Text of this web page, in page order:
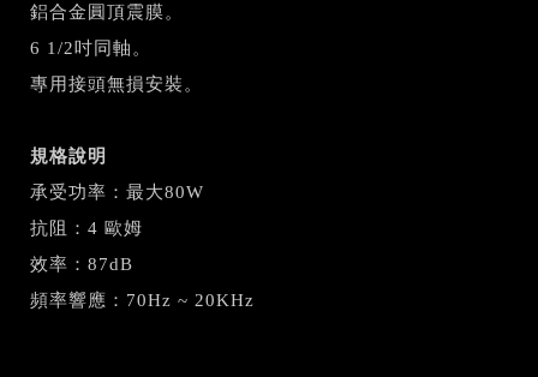
鋁合金圓頂震膜。
6 1/2吋同軸。
專用接頭無損安裝。
規格說明
承受功率：最大80W
抗阻：4 歐姆
效率：87dB
頻率響應：70Hz ~ 20KHz